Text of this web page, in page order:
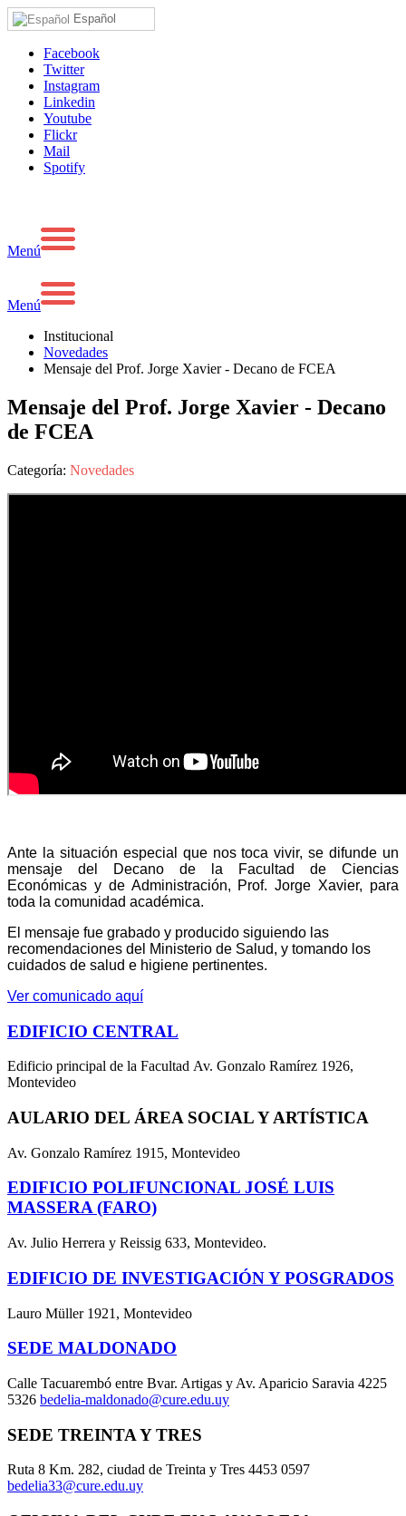
Español
Facebook
Twitter
Instagram
Linkedin
Youtube
Flickr
Mail
Spotify
Menú
Menú
Institucional
Novedades
Mensaje del Prof. Jorge Xavier - Decano de FCEA
Mensaje del Prof. Jorge Xavier - Decano
de FCEA
Categoría: Novedades
Ante la situación especial que nos toca vivir, sedifunde un
mensaje del Decano de la Facultad de Ciencias
Económicas y de Administración, Prof. Jorge Xavier, para
toda la comunidad académica.
El mensaje fue grabado y producido siguiendo las
recomendaciones del Ministerio de Salud, y tomando los
cuidados de salud e higiene pertinentes.
Ver comunicado aquí
EDIFICIO CENTRAL
Edificio principal de la Facultad Av. Gonzalo Ramírez 1926,
Montevideo
AULARIO DEL ÁREA SOCIAL Y ARTÍSTICA
Av. Gonzalo Ramírez 1915, Montevideo
EDIFICIO POLIFUNCIONAL JOSÉ LUIS
MASSERA (FARO)
Av. Julio Herrera y Reissig 633, Montevideo.
EDIFICIO DE INVESTIGACIÓN Y POSGRADOS
Lauro Müller 1921, Montevideo
SEDE MALDONADO
Calle Tacuarembó entre Bvar. Artigas y Av. Aparicio Saravia 4225
5326 bedelia-maldonado@cure.edu.uy
SEDE TREINTA Y TRES
Ruta 8 Km. 282, ciudad de Treinta y Tres 4453 0597
bedelia33@cure.edu.uy